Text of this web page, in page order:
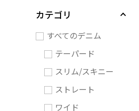
カテゴリ
すべてのデニム
テーパード
スリム/スキニー
ストレート
ワイド